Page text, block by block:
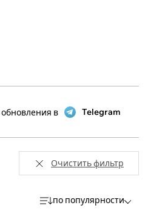
в Telegram
Очистить фильтр
по популярности